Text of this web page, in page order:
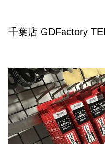
千葉店 GDFactory